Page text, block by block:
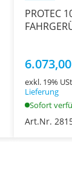
PROTEC
exkl. 19%
Lieferung
Sofort
Art.Nr.